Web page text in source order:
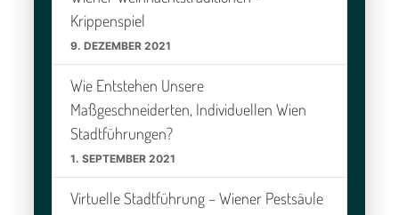
Krippenspiel
9. DEZEMBER 2021
Wie Entstehen Unsere
Maßgeschneiderten, Individuellen Wien
Stadtführungen?
1. SEPTEMBER 2021
Virtuelle Stadtführung – Wiener Pestsäule